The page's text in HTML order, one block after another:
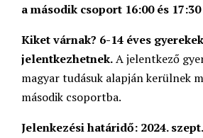
a második csoport 16:00 és
Kiket várnak? 6-14 éves gyerekek
jelentkezhetnek.A jelentkező
magyar tudásuk alapján kerülnek
második csoportba.
Jelenkezési határidő: 2024.